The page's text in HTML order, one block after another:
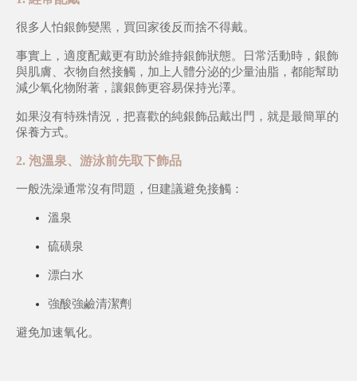
很多人怕銀飾變黑，買回家後反而捨不得戴。
事實上，適度配戴更有助於維持銀飾狀態。日常活動時，銀飾
與肌膚、衣物自然接觸，加上人體分泌的少量油脂，都能幫助
減少氧化物附著，讓銀飾更容易保持光澤。
如果沒有特殊情況，把喜歡的純銀飾品戴出門，就是最簡單的
保養方式。
2. 泡溫泉、游泳前先取下飾品
一般洗澡通常沒有問題，但建議避免接觸：
溫泉
硫磺泉
漂白水
強酸強鹼清潔劑
避免加速氧化。